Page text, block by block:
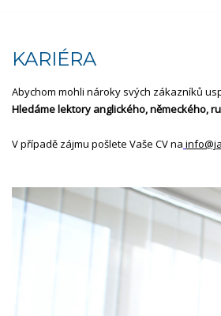
KARIÉRA
Abychom mohli nároky svých zákazníků
Hledáme lektory anglického, německého,
V případě zájmu pošlete Vaše CV na